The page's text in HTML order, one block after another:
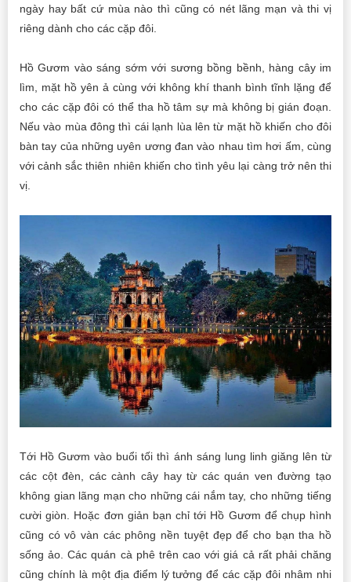
ngày hay bất cứ mùa nào thì cũng có nét lãng mạn và thi vị
riêng dành cho các cặp đôi.
Hồ Gươm vào sáng sớm với sương bồng bềnh, hàng cây im
lìm, mặt hồ yên ả cùng với không khí thanh bình tĩnh lặng để
cho các cặp đôi có thể tha hồ tâm sự mà không bị gián đoạn.
Nếu vào mùa đông thì cái lạnh lùa lên từ mặt hồ khiến cho đôi
bàn tay của những uyên ương đan vào nhau tìm hơi ấm, cùng
với cảnh sắc thiên nhiên khiến cho tình yêu lại càng trở nên thi
vị.
Tới Hồ Gươm vào buổi tối thì ánh sáng lung linh giăng lên từ
các cột đèn, các cành cây hay từ các quán ven đường tạo
không gian lãng mạn cho những cái nắm tay, cho những tiếng
cười giòn. Hoặc đơn giản bạn chỉ tới Hồ Gươm để chụp hình
cũng có vô vàn các phông nền tuyệt đẹp để cho bạn tha hồ
sống ảo. Các quán cà phê trên cao với giá cả rất phải chăng
cũng chính là một địa điểm lý tưởng để các cặp đôi nhâm nhi